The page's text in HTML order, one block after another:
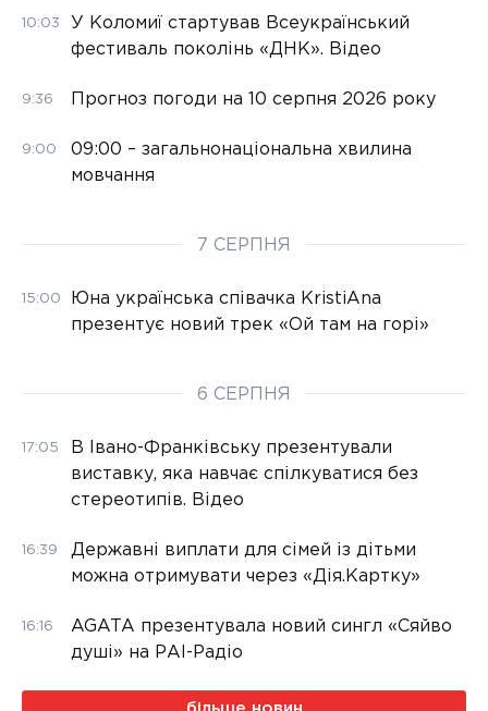
10:03
У Коломиї стартував Всеукраїнський
фестиваль поколінь «ДНК». Відео
9:36 Прогноз погоди на 10 серпня 2026 року
9:00
09:00 – загальнонаціональна хвилина
мовчання
7 СЕРПНЯ
15:00
Юна українська співачка KristiAna
презентує новий трек «Ой там на горі»
6 СЕРПНЯ
17:05
В Івано-Франківську презентували
виставку, яка навчає спілкуватися без
стереотипів. Відео
16:39
Державні виплати для сімей із дітьми
можна отримувати через «Дія.Картку»
16:16
AGATA презентувала новий сингл «Сяйво
душі» на РАІ-Радіо